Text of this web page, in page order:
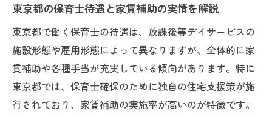
東京都の保育士待遇と家賃補助の実情を解説
東京都で働く保育士の待遇は、放課後等デイサービスの
施設形態や雇用形態によって異なりますが、全体的に家
賃補助や各種手当が充実している傾向があります。特に
東京都では、保育士確保のために独自の住宅支援策が施
行されており、家賃補助の実施率が高いのが特徴です。